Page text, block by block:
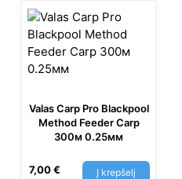
Valas Carp Pro Blackpool
Method Feeder Carp
300м 0.25мм
7,00€ Į krepšelį